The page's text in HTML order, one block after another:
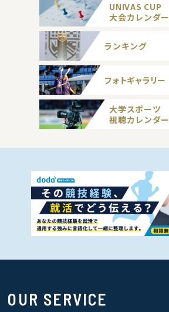
UNIVAS CUP
大会カレンダー
ランキング
フォトギャラリー
大学スポーツ
視聴カレンダー
OUR SERVICE